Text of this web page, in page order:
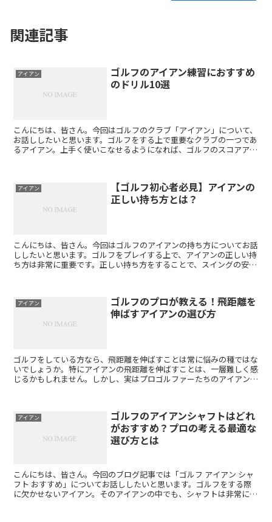
関連記事
アイアン
ゴルフのアイアン練習におすすめ
のドリル10選
こんにちは、皆さん。今回はゴルフのクラブ「アイアン」について、
お話ししたいと思います。ゴルフをする上で重要なクラブの一つであ
るアイアン。上手く使いこなせるようになれば、ゴルフのスコアアッ
アイアン
【ゴルフ初心者必見】アイアンの
正しい持ち方とは？
こんにちは、皆さん。今回はゴルフのアイアンの持ち方についてお話
ししたいと思います。ゴルフをプレイする上で、アイアンの正しい持
ち方は非常に重要です。正しい持ち方をすることで、スイングの安定
アイアン
ゴルフのプロが教える！飛距離を
伸ばすアイアンの選び方
ゴルフをしている方なら、飛距離を伸ばすことは常に悩みの種ではな
いでしょうか。特にアイアンの飛距離を伸ばすことは、一層難しく感
じるかもしれません。しかし、実はプロゴルファーたちのアイアンの
アイアン
ゴルフのアイアンシャフトはどれ
がおすすめ？プロの考える最適な
選び方とは
こんにちは、皆さん。今回のブログ記事では「ゴルフ アイアン シャ
フト おすすめ」についてお話ししたいと思います。ゴルフをする際
に欠かせないアイアン。そのアイアンの中でも、シャフトは非常に重